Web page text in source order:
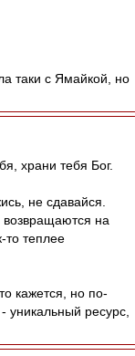
таки с Ямайкой, но
храни тебя Бог.
не сдавайся.
на
то теплее
кажется, но по-
уникальный ресурс,